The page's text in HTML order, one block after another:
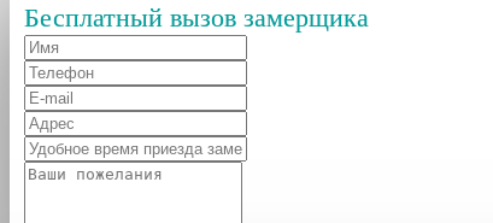
Бесплатный вызов замерщика